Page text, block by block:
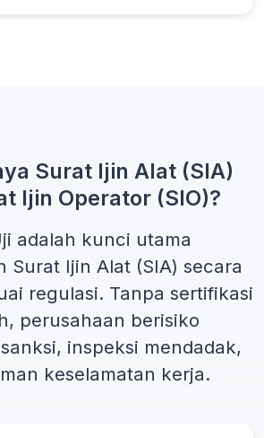
Surat Ijin Alat (SIA)
Ijin Operator (SIO)?
adalah kunci utama
Surat Ijin Alat (SIA) secara
regulasi. Tanpa sertifikasi
perusahaan berisiko
inspeksi mendadak,
keselamatan kerja.